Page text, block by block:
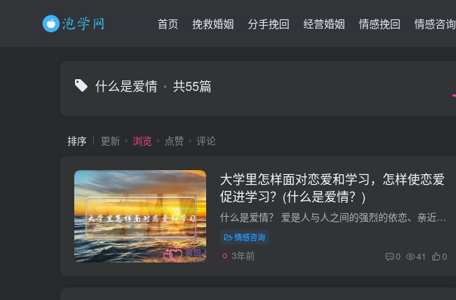
首页 挽救婚姻 分手挽回 经营婚姻 情感挽回 情感咨询
什么是爱情 共55篇
排序 更新 浏览 点赞 评论
大学里怎样面对恋爱和学习，怎样使恋爱
促进学习？(什么是爱情？)
什么是爱情？ 爱是人与人之间的强烈的依恋、亲近、向往，以及无私专一并且无所不尽其心的感。在汉文化里，爱就是网住对方的心，具有亲密、欲和承诺的属性，并且对这种关系的长久性持有信心，也...
情感咨询
3年前 0 41 0